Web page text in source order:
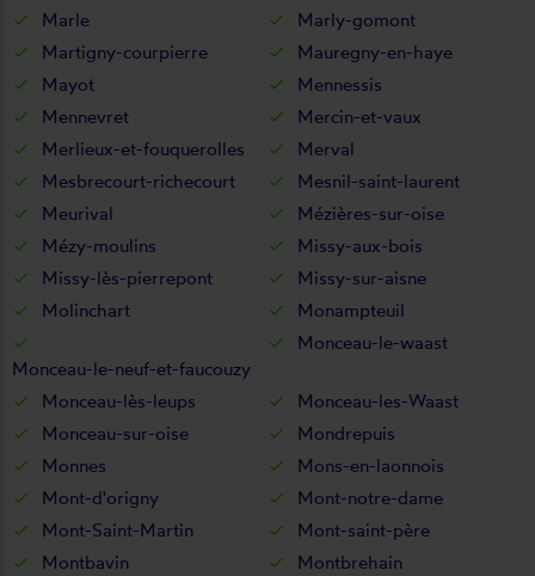
Marle
Marly-gomont
Martigny-courpierre
Mauregny-en-haye
Mayot
Mennessis
Mennevret
Mercin-et-vaux
Merlieux-et-fouquerolles
Merval
Mesbrecourt-richecourt
Mesnil-saint-laurent
Meurival
Mézières-sur-oise
Mézy-moulins
Missy-aux-bois
Missy-lès-pierrepont
Missy-sur-aisne
Molinchart
Monampteuil
Monceau-le-neuf-et-faucouzy
Monceau-le-waast
Monceau-lès-leups
Monceau-les-Waast
Monceau-sur-oise
Mondrepuis
Monnes
Mons-en-laonnois
Mont-d'origny
Mont-notre-dame
Mont-Saint-Martin
Mont-saint-père
Montbavin
Montbrehain